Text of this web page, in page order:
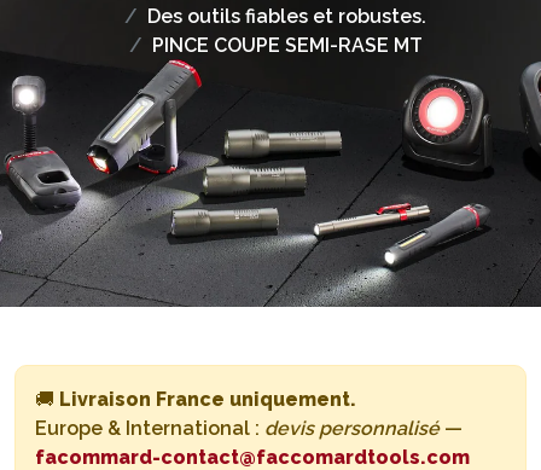
Des outils fiables et robustes.
PINCE COUPE SEMI-RASE MT
🚚 Livraison France uniquement.
Europe & International : devis personnalisé—
facommard-contact@faccomardtools.com